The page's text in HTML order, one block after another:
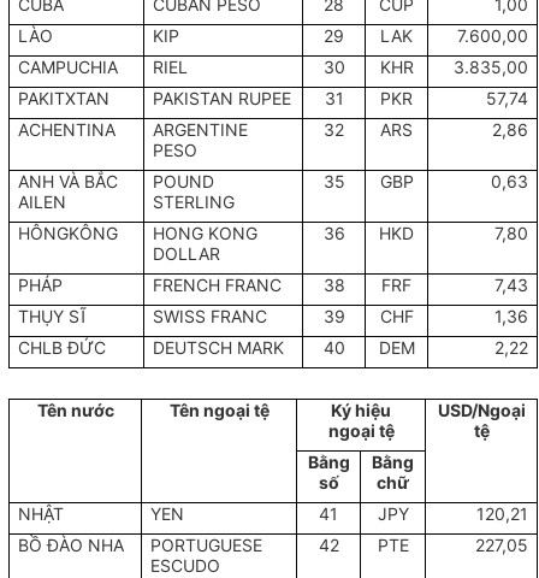
CUBA CUBAN PESO 28 CUP
1,00
LÀO
KIP 29 LAK
7.600,00
CAMPUCHIA
RIEL 30 KHR
3.835,00
PAKITXTAN
PAKISTAN RUPEE 31 PKR
57,74
ACHENTINA
ARGENTINE
PESO
32 ARS 2,86
ANH VÀ BẮC
AILEN
POUND
STERLING
35 GBP 0,63
HÔNGKÔNG
HONG KONG
DOLLAR
36 HKD 7,80
PHÁP FRENCH FRANC 38 FRF
7,43
THỤY SĨ
SWISS FRANC 39 CHF
1,36
CHLB ĐỨC
DEUTSCH MARK 40 DEM 2,22
Tên nước Tên ngoại tệ
Ký hiệu
ngoại tệ
USD/Ngoại
tệ
Bằng
số
Bằng
chữ
NHẬT
YEN 41 JPY
120,21
BỒ ĐÀO NHA
PORTUGUESE
ESCUDO
42 PTE 227,05